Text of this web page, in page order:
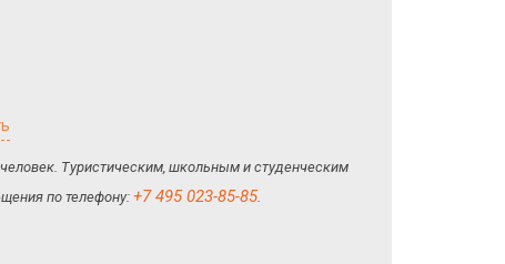
Туристическим, школьным и студенческим
по телефону: +7 495 023-85-85.